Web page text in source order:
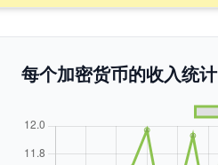
每个加密货币的收入统计